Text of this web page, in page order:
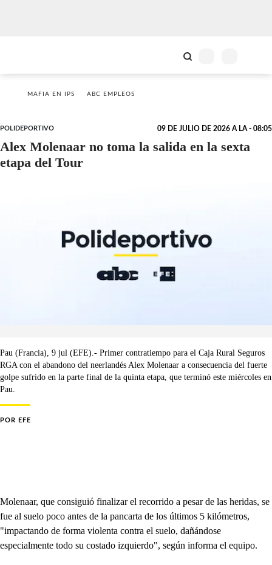
MAFIA EN IPS ABC EMPLEOS
POLIDEPORTIVO 09 DE JULIO DE 2026 A LA - 08:05
Alex Molenaar no toma la salida en la sexta
etapa del Tour
Pau (Francia), 9 jul (EFE).- Primer contratiempo para el Caja Rural Seguros
RGA con el abandono del neerlandés Alex Molenaar a consecuencia del fuerte
golpe sufrido en la parte final de la quinta etapa, que terminó este miércoles en
Pau.
POR EFE
Molenaar, que consiguió finalizar el recorrido a pesar de las heridas, se
fue al suelo poco antes de la pancarta de los últimos 5 kilómetros,
"impactando de forma violenta contra el suelo, dañándose
especialmente todo su costado izquierdo", según informa el equipo.